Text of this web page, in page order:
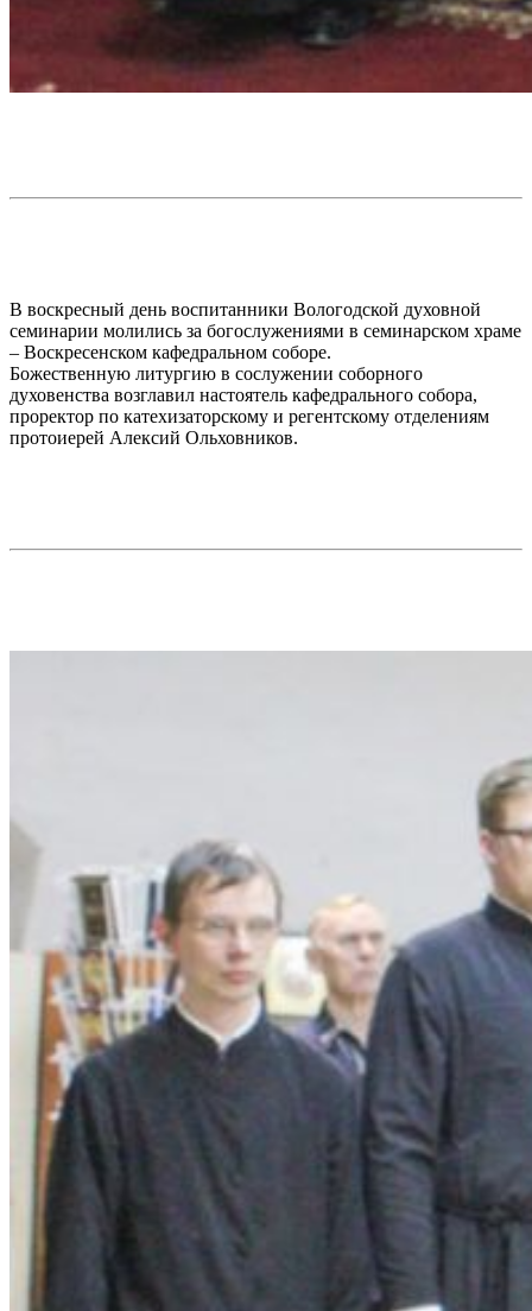
В воскресный день воспитанники Вологодской духовной
семинарии молились за богослужениями в семинарском храме
– Воскресенском кафедральном соборе.
Божественную литургию в сослужении соборного
духовенства возглавил настоятель кафедрального собора,
проректор по катехизаторскому и регентскому отделениям
протоиерей Алексий Ольховников.